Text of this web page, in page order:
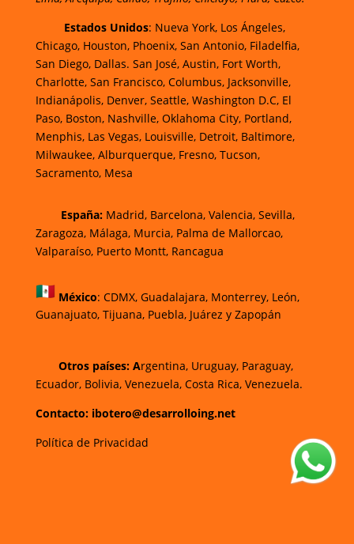
Estados Unidos: Nueva York, Los Ángeles,
Chicago, Houston, Phoenix, San Antonio, Filadelfia,
San Diego, Dallas. San José, Austin, Fort Worth,
Charlotte, San Francisco, Columbus, Jacksonville,
Indianápolis, Denver, Seattle, Washington D.C, El
Paso, Boston, Nashville, Oklahoma City, Portland,
Menphis, Las Vegas, Louisville, Detroit, Baltimore,
Milwaukee, Alburquerque, Fresno, Tucson,
Sacramento, Mesa
España: Madrid, Barcelona, Valencia, Sevilla,
Zaragoza, Málaga, Murcia, Palma de Mallorcao,
Valparaíso, Puerto Montt, Rancagua
México: CDMX, Guadalajara, Monterrey, León,
Guanajuato, Tijuana, Puebla, Juárez y Zapopán
Otros países: Argentina, Uruguay, Paraguay,
Ecuador, Bolivia, Venezuela, Costa Rica, Venezuela.
Contacto: ibotero@desarrolloing.net
Política de Privacidad
w